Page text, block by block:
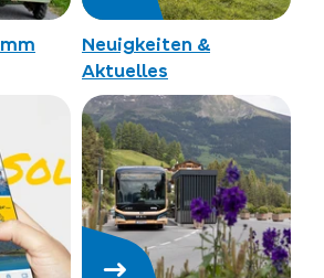
Neuigkeiten &
Aktuelles